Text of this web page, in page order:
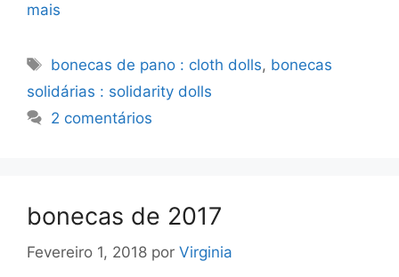
mais
Etiquetas
bonecas de pano : cloth dolls, bonecas
solidárias : solidarity dolls
2 comentários
bonecas de 2017
Fevereiro 1, 2018 por Virginia